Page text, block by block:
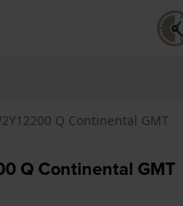
Q Continental GMT
Q Continental GMT